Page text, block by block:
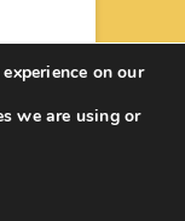
| Designed
on our
we are using or